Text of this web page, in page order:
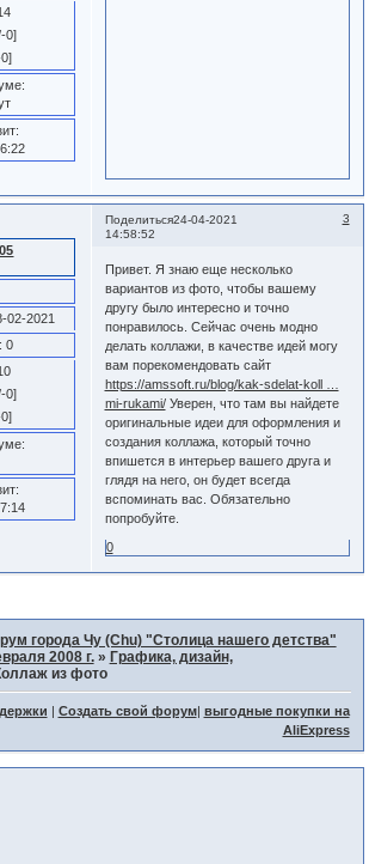
0]
Поделиться 3
24-04-2021
14:58:52
02-2021
0
0]
Привет. Я знаю еще несколько
вариантов из фото, чтобы вашему
другу было интересно и точно
понравилось. Сейчас очень модно
делать коллажи, в качестве идей могу
вам порекомендовать сайт
https://amssoft.ru/blog/kak-sdelat-koll …
mi-rukami/Уверен, что там вы найдете
оригинальные идеи для оформления и
создания коллажа, который точно
впишется в интерьер вашего друга и
глядя на него, он будет всегда
вспоминать вас. Обязательно
попробуйте.
0
города Чу (Chu) "Столица нашего детства"
2008 г. » Графика, дизайн,
из фото
| Создать свой форум| выгодные покупки на
AliExpress